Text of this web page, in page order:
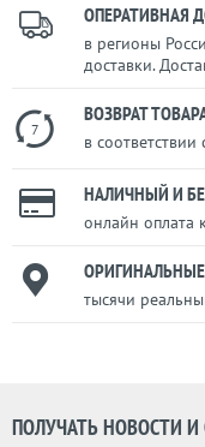
ОПЕРАТИВНАЯ
в регионы
доставки.
7
ВОЗВРАТ
в
НАЛИЧНЫЙ И
онлайн оплата
тысячи
ПОЛУЧАТЬ НОВОСТИ И